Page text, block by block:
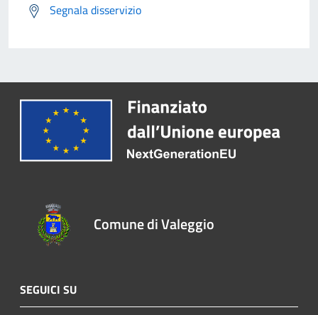
Segnala disservizio
Comune di Valeggio
SEGUICI SU